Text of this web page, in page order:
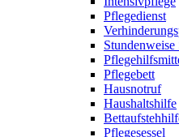
Pflegedienst
Pflegebett
Hausnotruf
Haushaltshilfe
Pflegesessel